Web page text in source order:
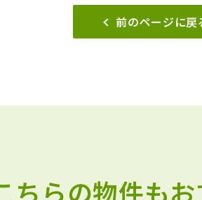
前のページに戻
ちらの物件も